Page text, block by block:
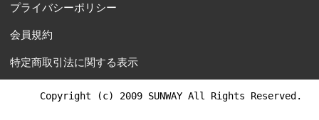
プライバシーポリシー
会員規約
特定商取引法に関する表示
Copyright (c) 2009 SUNWAY All Rights Reserved.